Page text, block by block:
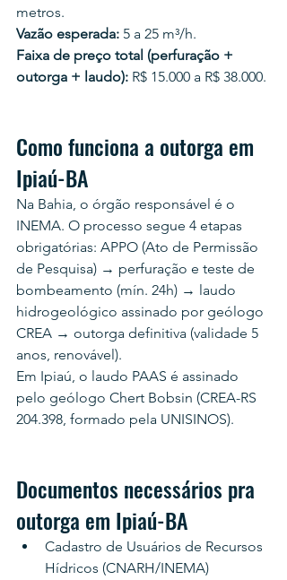
metros.
Vazão esperada: 5 a 25 m³/h.
Faixa de preço total (perfuração +
outorga + laudo): R$ 15.000 a R$ 38.000.
Como funciona a outorga em
Ipiaú-BA
Na Bahia, o órgão responsável é o
INEMA. O processo segue 4 etapas
obrigatórias: APPO (Ato de Permissão
de Pesquisa) → perfuração e teste de
bombeamento (mín. 24h) → laudo
hidrogeológico assinado por geólogo
CREA → outorga definitiva (validade 5
anos, renovável).
Em Ipiaú, o laudo PAAS é assinado
pelo geólogo Chert Bobsin (CREA-RS
204.398, formado pela UNISINOS).
Documentos necessários pra
outorga em Ipiaú-BA
Cadastro de Usuários de Recursos
Hídricos (CNARH/INEMA)